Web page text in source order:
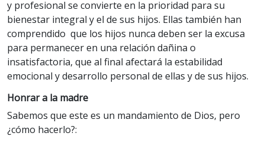
y profesional se convierte en la prioridad para su
bienestar integral y el de sus hijos. Ellas también han
comprendido que los hijos nunca deben ser la excusa
para permanecer en una relación dañina o
insatisfactoria, que al final afectará la estabilidad
emocional y desarrollo personal de ellas y de sus hijos.
Honrar a la madre
Sabemos que este es un mandamiento de Dios, pero
¿cómo hacerlo?: